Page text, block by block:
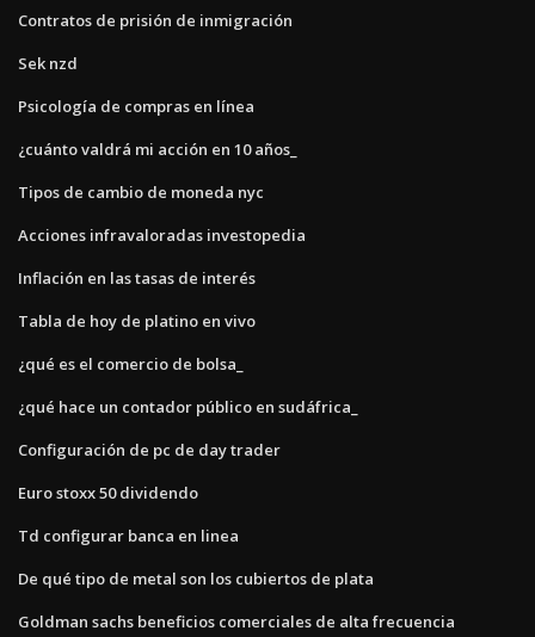
Contratos de prisión de inmigración
Sek nzd
Psicología de compras en línea
¿cuánto valdrá mi acción en 10 años_
Tipos de cambio de moneda nyc
Acciones infravaloradas investopedia
Inflación en las tasas de interés
Tabla de hoy de platino en vivo
¿qué es el comercio de bolsa_
¿qué hace un contador público en sudáfrica_
Configuración de pc de day trader
Euro stoxx 50 dividendo
Td configurar banca en linea
De qué tipo de metal son los cubiertos de plata
Goldman sachs beneficios comerciales de alta frecuencia